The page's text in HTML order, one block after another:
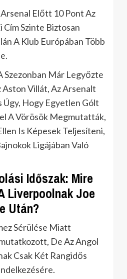
Előtt 10 Pont Az
Cím Szinte Biztosan
A Klub Európában Több
Szezonban Már Legyőzte
Villát, Az Arsenalt
Úgy, Hogy Egyetlen Gólt
A Vörösök Megmutatták,
Is Képesek Teljesíteni,
Ligájában Való
Időszak: Mire
Liverpoolnak Joe
Után?
Sérülése Miatt
De Az Angol
Csak Két Rangidős